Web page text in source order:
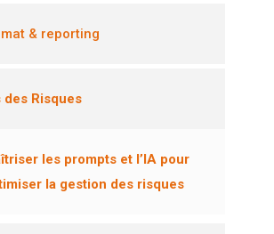
& reporting
des Risques
les prompts et l’IA pour
la gestion des risques